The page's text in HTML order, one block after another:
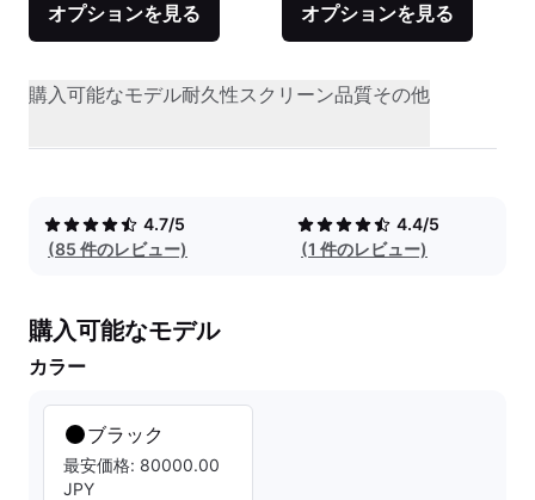
オプションを見る オプションを見る
購入可能なモデル耐久性スクリーン品質その他
4.7/5
(85 件のレビュー)
4.4/5
(1 件のレビュー)
購入可能なモデル
カラー
ブラック
最安価格: 80000.00
JPY